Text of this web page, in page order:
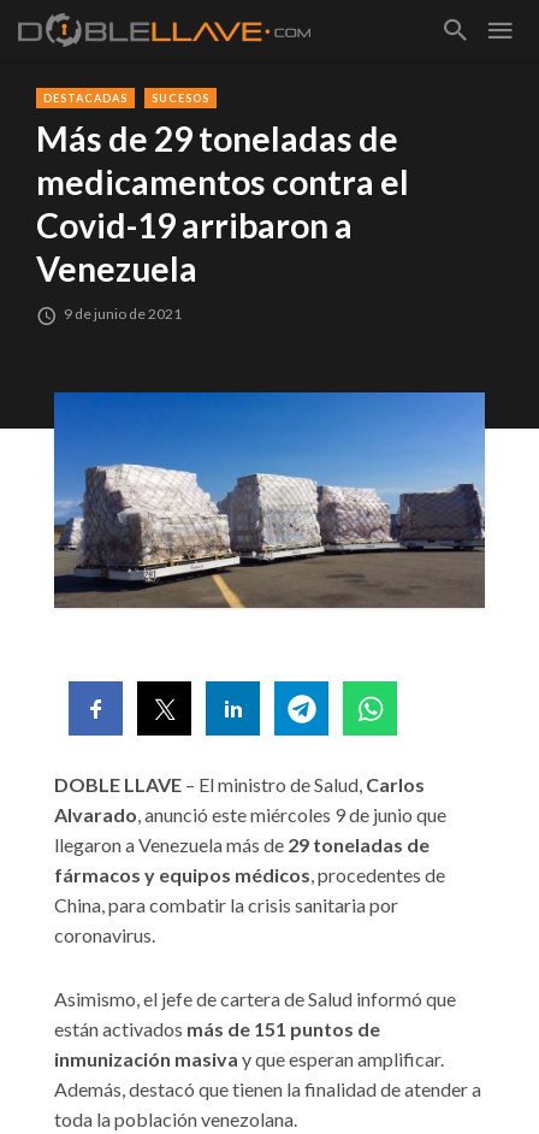
DESTACADAS SUCESOS
Más de 29 toneladas de
medicamentos contra el
Covid-19 arribaron a
Venezuela
9 de junio de 2021
DOBLE LLAVE – El ministro de Salud, Carlos
Alvarado, anunció este miércoles 9 de junio que
llegaron a Venezuela más de 29 toneladas de
fármacos y equipos médicos, procedentes de
China, para combatir la crisis sanitaria por
coronavirus.
Asimismo, el jefe de cartera de Salud informó que
están activados más de 151 puntos de
inmunización masiva y que esperan amplificar.
Además, destacó que tienen la finalidad de atender a
toda la población venezolana.